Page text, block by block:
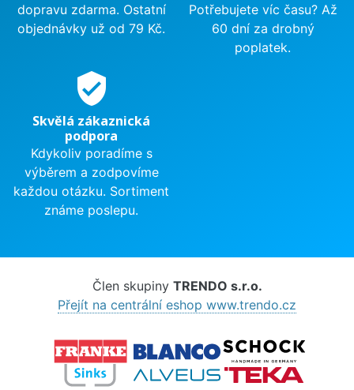
dopravu zdarma. Ostatní
objednávky už od 79 Kč.
Potřebujete víc času? Až
60 dní za drobný
poplatek.
verified_user
Skvělá zákaznická
podpora
Kdykoliv poradíme s
výběrem a zodpovíme
každou otázku. Sortiment
známe poslepu.
Člen skupiny TRENDO s.r.o.
Přejít na centrální eshop www.trendo.cz